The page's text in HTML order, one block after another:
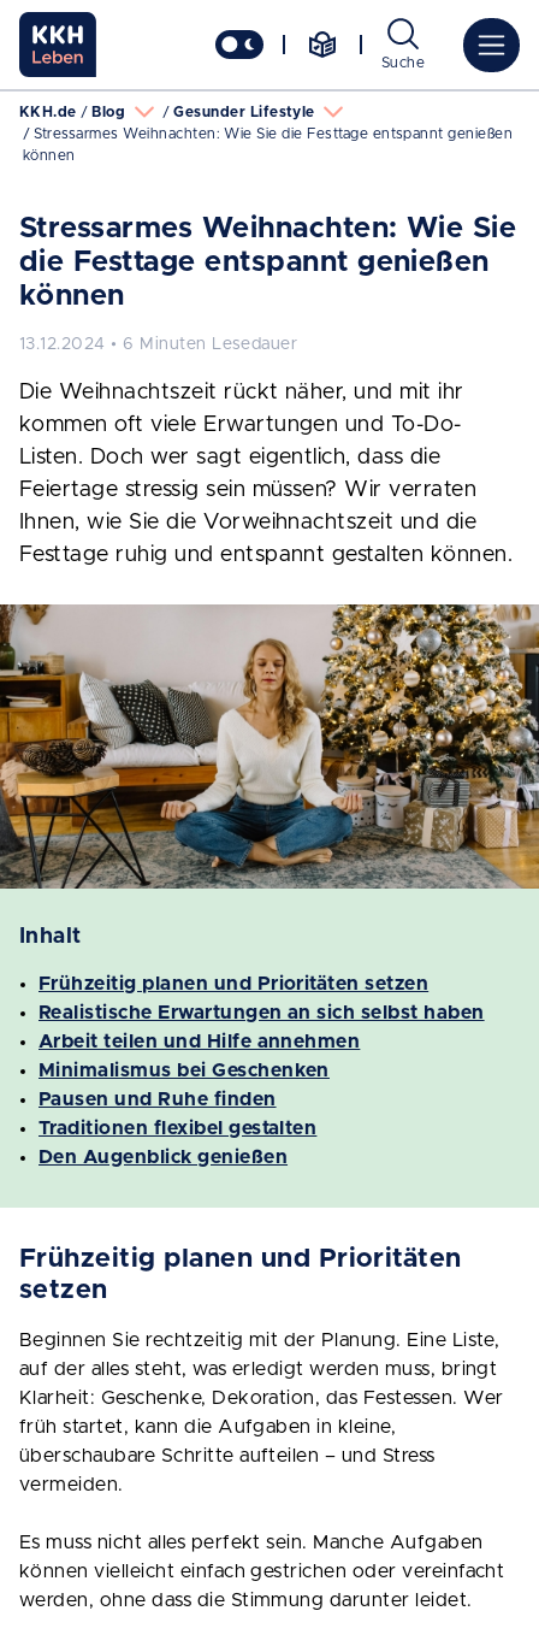
Suche
KKH.de Blog
Gesunder Lifestyle
Stressarmes Weihnachten: Wie Sie die Festtage entspannt genießen
können
Stressarmes Weihnachten: Wie Sie
die Festtage entspannt genießen
können
13.12.2024 • 6 Minuten Lesedauer
Die Weihnachtszeit rückt näher, und mit ihr
kommen oft viele Erwartungen und To-Do-
Listen. Doch wer sagt eigentlich, dass die
Feiertage stressig sein müssen? Wir verraten
Ihnen, wie Sie die Vorweihnachtszeit und die
Festtage ruhig und entspannt gestalten können.
Inhalt
Frühzeitig planen und Prioritäten setzen
Realistische Erwartungen an sich selbst haben
Arbeit teilen und Hilfe annehmen
Minimalismus bei Geschenken
Pausen und Ruhe finden
Traditionen flexibel gestalten
Den Augenblick genießen
Frühzeitig planen und Prioritäten
setzen
Beginnen Sie rechtzeitig mit der Planung. Eine Liste,
auf der alles steht, was erledigt werden muss, bringt
Klarheit: Geschenke, Dekoration, das Festessen. Wer
früh startet, kann die Aufgaben in kleine,
überschaubare Schritte aufteilen – und Stress
vermeiden.
Es muss nicht alles perfekt sein. Manche Aufgaben
können vielleicht einfach gestrichen oder vereinfacht
werden, ohne dass die Stimmung darunter leidet.